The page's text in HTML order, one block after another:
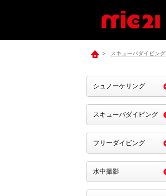
> スキューバダイビング
シュノーケリング
スキューバダイビング
フリーダイビング
水中撮影